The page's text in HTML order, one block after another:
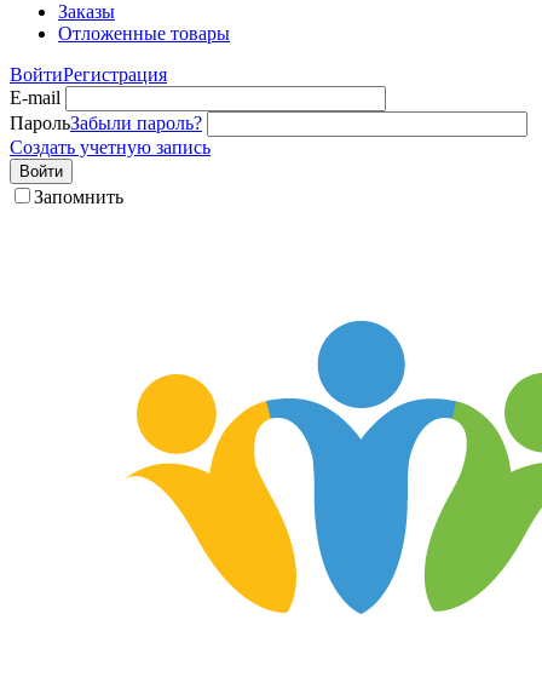
Заказы
Отложенные товары
ВойтиРегистрация
E-mail
ПарольЗабыли пароль?
Создать учетную запись
Войти
Запомнить